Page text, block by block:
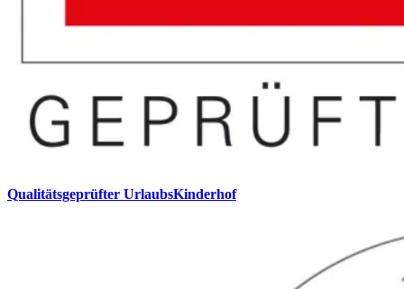
Qualitätsgeprüfter UrlaubsKinderhof